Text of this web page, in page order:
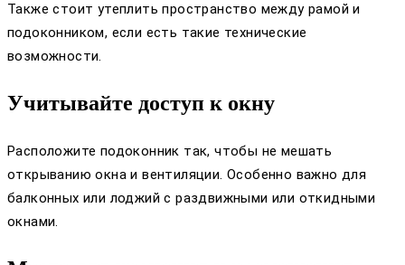
Также стоит утеплить пространство между рамой и
подоконником, если есть такие технические
возможности.
Учитывайте доступ к окну
Расположите подоконник так, чтобы не мешать
открыванию окна и вентиляции. Особенно важно для
балконных или лоджий с раздвижными или откидными
окнами.